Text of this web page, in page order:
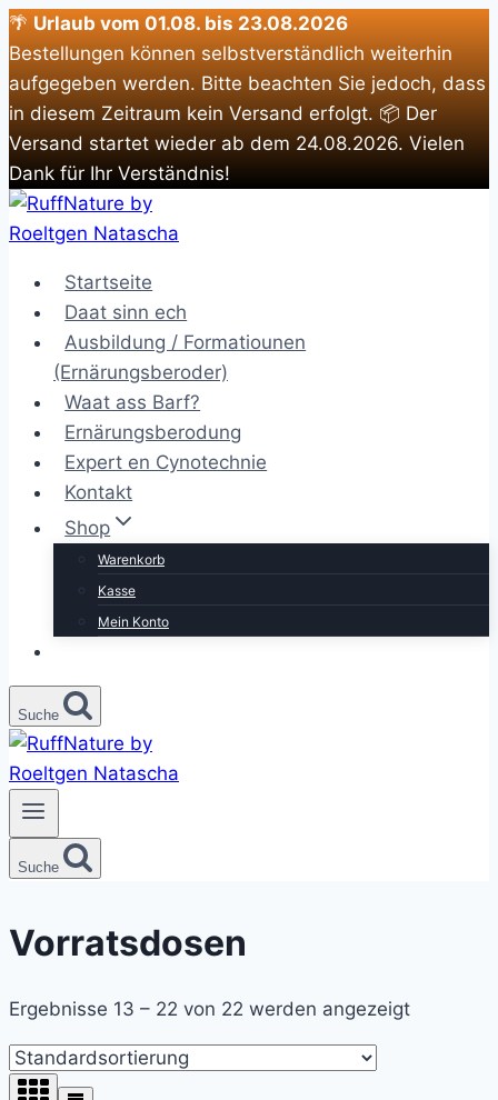
🌴 Urlaub vom 01.08. bis 23.08.2026
Bestellungen können selbstverständlich weiterhin
aufgegeben werden. Bitte beachten Sie jedoch, dass
in diesem Zeitraum kein Versand erfolgt. 📦 Der
Versand startet wieder ab dem 24.08.2026. Vielen
Dank für Ihr Verständnis!
Zum
Inhalt
Startseite
Daat sinn ech
Ausbildung / Formatiounen
(Ernärungsberoder)
Waat ass Barf?
Ernärungsberodung
Expert en Cynotechnie
Kontakt
Shop
Warenkorb
Kasse
Mein Konto
Suche
Suche
Vorratsdosen
Ergebnisse 13 – 22 von 22 werden angezeigt